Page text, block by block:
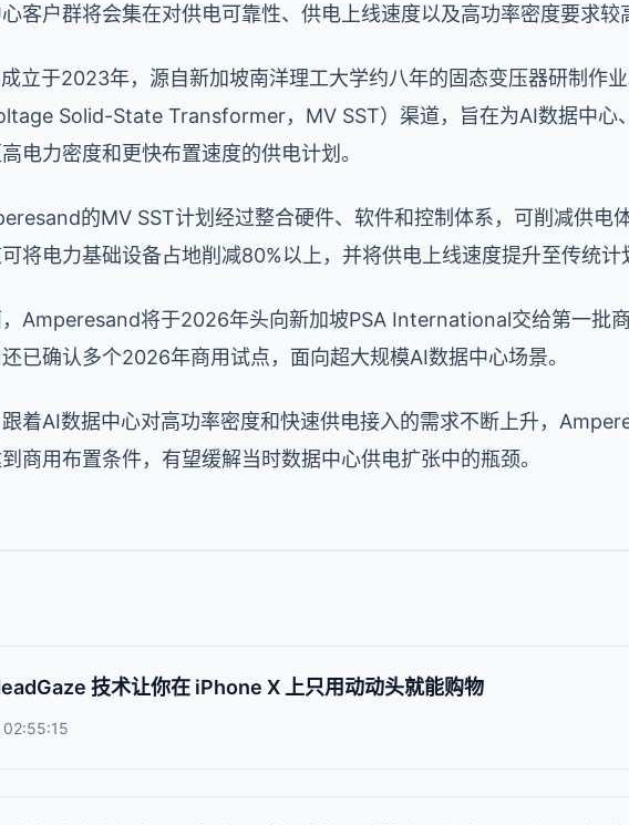
客户群将会集在对供电可靠性、供电上线速度以及高功率密度要求
立于2023年，源自新加坡南洋理工大学约八年的固态变压器研制作
Solid-State Transformer，MV SST）渠道，旨在为AI数据中心
电力密度和更快布置速度的供电计划。
的MV SST计划经过整合硬件、软件和控制体系，可削减供电
将电力基础设备占地削减80%以上，并将供电上线速度提升至传统计
Amperesand将于2026年头向新加坡PSA International交给第一批
已确认多个2026年商用试点，面向超大规模AI数据中心场景。
着AI数据中心对高功率密度和快速供电接入的需求不断上升，
商用布置条件，有望缓解当时数据中心供电扩张中的瓶颈。
技术让你在 iPhone X 上只用动动头就能购物